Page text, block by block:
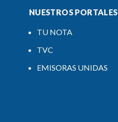
NUESTROS PORTALES
TU NOTA
TVC
EMISORAS UNIDAS